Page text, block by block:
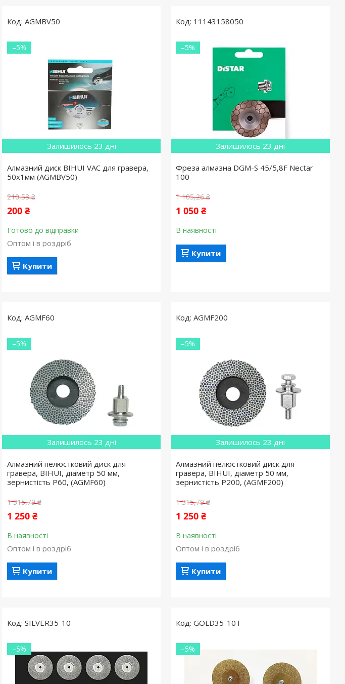
AGMBV50
Залишилось 23 дні
–5%
Алмазний диск BIHUI VAC для гравера,
50x1мм (AGMBV50)
210,53 ₴
200 ₴
Готово до відправки
Оптом і в роздріб
Купити
11143158050
Залишилось 23 дні
–5%
Фреза алмазна DGM-S 45/5,8F Nectar
100
1 105,26 ₴
1 050 ₴
В наявності
Купити
AGMF60
Залишилось 23 дні
–5%
Алмазний пелюстковий диск для
гравера, BIHUI, діаметр 50 мм,
зернистість P60, (AGMF60)
1 315,79 ₴
1 250 ₴
В наявності
Оптом і в роздріб
Купити
AGMF200
Залишилось 23 дні
–5%
Алмазний пелюстковий диск для
гравера, BIHUI, діаметр 50 мм,
зернистість P200, (AGMF200)
1 315,79 ₴
1 250 ₴
В наявності
Оптом і в роздріб
Купити
SILVER35-10
–5%
GOLD35-10Т
–5%